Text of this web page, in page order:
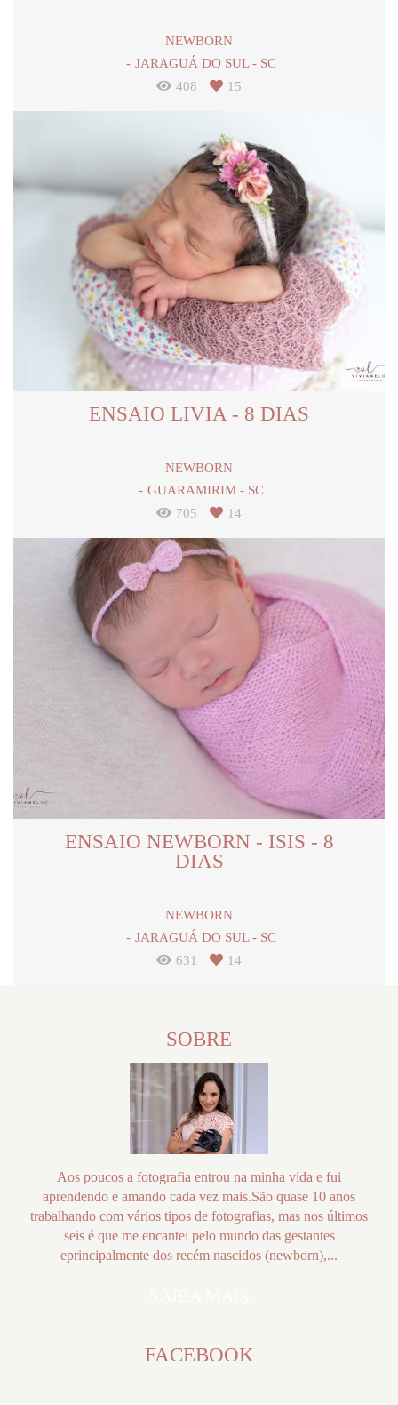
NEWBORN
JARAGUÁ DO SUL - SC
408
15
ENSAIO LIVIA - 8 DIAS
NEWBORN
GUARAMIRIM - SC
705
14
ENSAIO NEWBORN - ISIS - 8
DIAS
NEWBORN
JARAGUÁ DO SUL - SC
631
14
SOBRE
Aos poucos a fotografia entrou na minha vida e fui
aprendendo e amando cada vez mais.São quase 10 anos
trabalhando com vários tipos de fotografias, mas nos últimos
seis é que me encantei pelo mundo das gestantes
eprincipalmente dos recém nascidos (newborn),...
FACEBOOK